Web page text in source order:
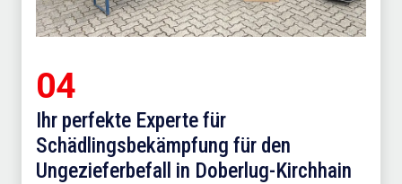
04
Ihr perfekte Experte für
Schädlingsbekämpfung für den
Ungezieferbefall in Doberlug-Kirchhain